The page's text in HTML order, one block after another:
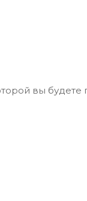
вы будете